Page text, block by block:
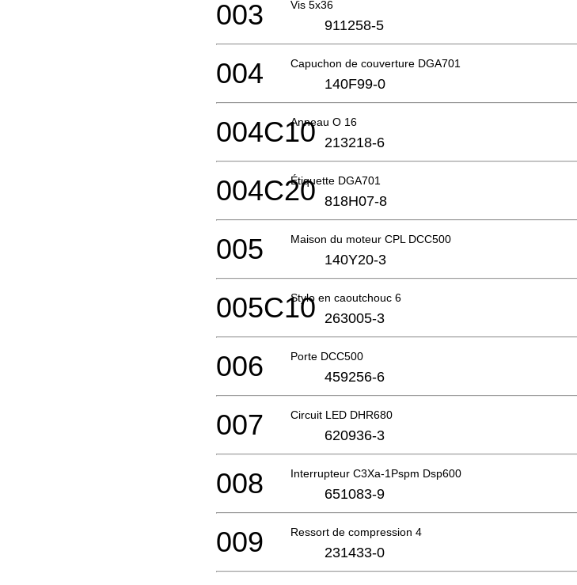
Vis 5x36
003 911258-5
Capuchon de couverture DGA701
004 140F99-0
Anneau O 16
004C10 213218-6
Étiquette DGA701
004C20 818H07-8
Maison du moteur CPL DCC500
005 140Y20-3
Stylo en caoutchouc 6
005C10 263005-3
Porte DCC500
006 459256-6
Circuit LED DHR680
007 620936-3
Interrupteur C3Xa-1Pspm Dsp600
008 651083-9
Ressort de compression 4
009 231433-0